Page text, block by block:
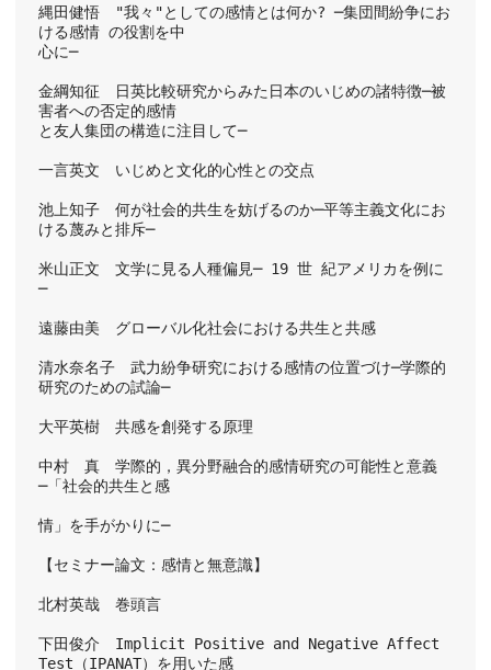
縄田健悟　"我々"としての感情とは何か? ─集団間紛争にお
ける感情 の役割を中
心に─
金綱知征　日英比較研究からみた日本のいじめの諸特徴─被
害者への否定的感情
と友人集団の構造に注目して─
一言英文　いじめと文化的心性との交点
池上知子　何が社会的共生を妨げるのか─平等主義文化にお
ける蔑みと排斥─
米山正文　文学に見る人種偏見─ 19 世 紀アメリカを例に
─
遠藤由美　グローバル化社会における共生と共感
清水奈名子　武力紛争研究における感情の位置づけ─学際的
研究のための試論─
大平英樹　共感を創発する原理
中村　真　学際的，異分野融合的感情研究の可能性と意義
─「社会的共生と感
情」を手がかりに─
【セミナー論文：感情と無意識】
北村英哉　巻頭言
下田俊介　Implicit Positive and Negative Affect
Test（IPANAT）を用いた感